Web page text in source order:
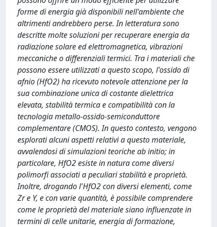
forme di energia già disponibili nell'ambiente che
altrimenti andrebbero perse. In letteratura sono
descritte molte soluzioni per recuperare energia da
radiazione solare ed elettromagnetica, vibrazioni
meccaniche o differenziali termici. Tra i materiali che
possono essere utilizzati a questo scopo, l'ossido di
afnio (HfO2) ha ricevuto notevole attenzione per la
sua combinazione unica di costante dielettrica
elevata, stabilità termica e compatibilità con la
tecnologia metallo-ossido-semiconduttore
complementare (CMOS). In questo contesto, vengono
esplorati alcuni aspetti relativi a questo materiale,
avvalendosi di simulazioni teoriche ab initio; in
particolare, HfO2 esiste in natura come diversi
polimorfi associati a peculiari stabilità e proprietà.
Inoltre, drogando l'HfO2 con diversi elementi, come
Zr e Y, e con varie quantità, è possibile comprendere
come le proprietà del materiale siano influenzate in
termini di celle unitarie, energia di formazione,